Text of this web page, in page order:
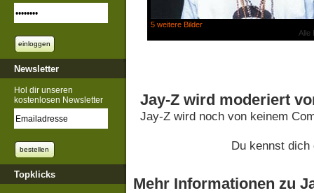
Newsletter
Hol dir unseren
kostenlosen Newsletter
Topklicks
5 weitere Bilder
Alle
Jay-Z wird moderiert
Jay-Z wird noch von keinem
Du kennst
Mehr Informationen zu